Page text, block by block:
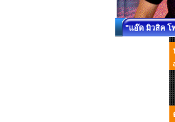
"แอ๊ด มิวสิค โ